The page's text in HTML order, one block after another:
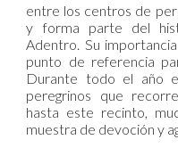
entre los centros de
y forma parte del
Adentro. Su
punto de referencia
Durante todo el año
peregrinos que
hasta este recinto,
muestra de devoción y